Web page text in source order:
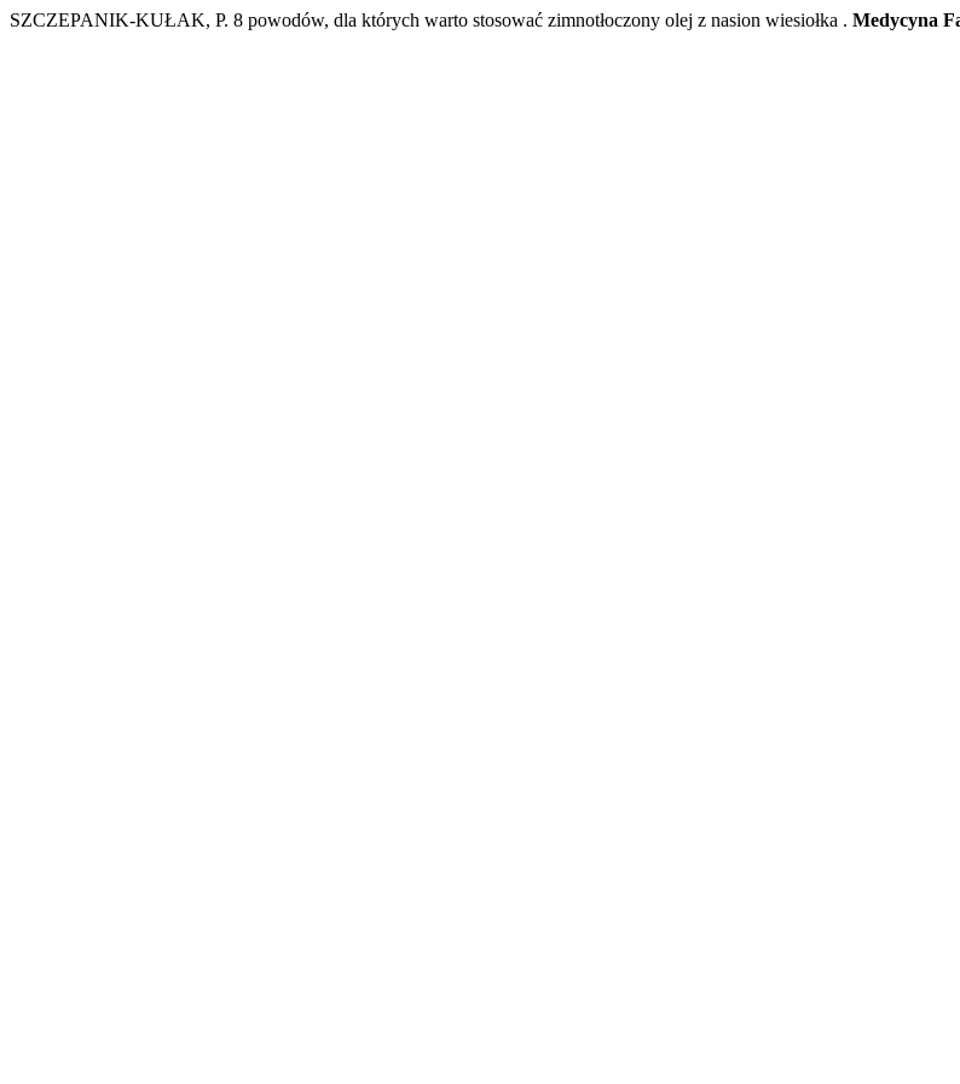
SZCZEPANIK-KUŁAK, P. 8 powodów, dla których warto stosować zimnotłoczony olej z nasion wiesiołka . Medycyna